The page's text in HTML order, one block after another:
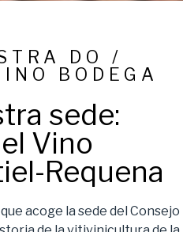
DO /
BODEGA
sede:
Vino
Requena
acoge la sede del Consejo